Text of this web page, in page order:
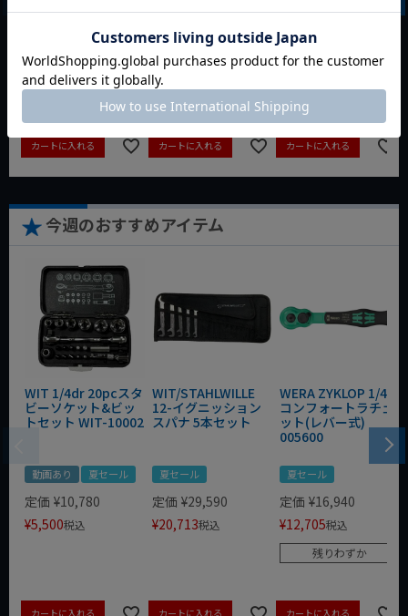
夏セール
定価 ¥6,248
カートに入れる
動画あり 夏セール
定価
カートに入れる
動画あり
カートに入れる
今週のおすすめアイテム
WIT 1/4dr 20pcスタ
ビーソケット&ビッ
トセット WIT-10002
動画あり 夏セール
定価 ¥10,780
¥5,500税込
カートに入れる
WIT/STAHLWILLE
12-イグニッション
スパナ 5本セット
夏セール
定価 ¥29,590
¥20,713税込
カートに入れる
WERA ZYKLOP 1/4"
コンフォートラチェ
ット(レバー式)
005600
夏セール
定価 ¥16,940
¥12,705税込
残りわずか
カートに入れる